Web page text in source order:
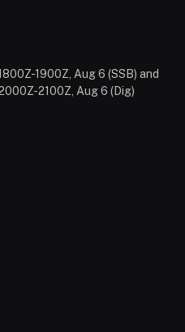
1900Z, Aug 6 (SSB) and
2100Z, Aug 6 (Dig)